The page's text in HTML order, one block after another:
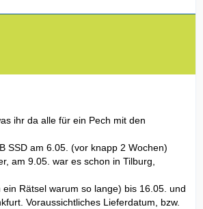
ihr da alle für ein Pech mit den
SSD am 6.05. (vor knapp 2 Wochen)
am 9.05. war es schon in Tilburg,
Rätsel warum so lange) bis 16.05. und
Voraussichtliches Lieferdatum, bzw.